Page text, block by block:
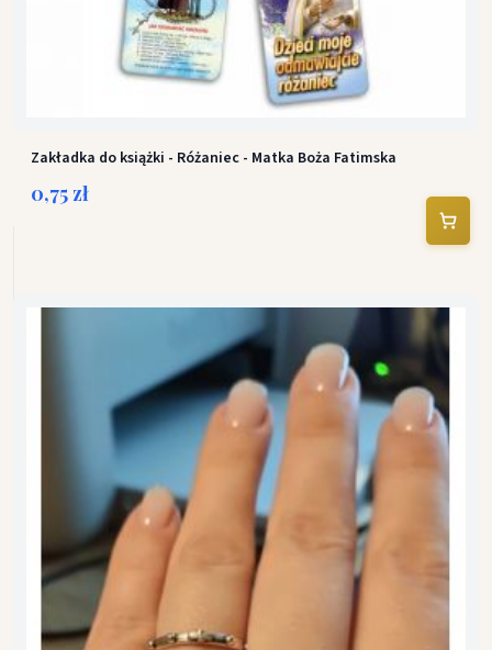
Zakładka do książki - Różaniec - Matka Boża Fatimska
0,75 zł